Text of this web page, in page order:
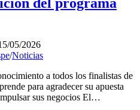
05/2026
/Noticias
a todos los finalistas de
para agradecer su apuesta
sus negocios El…